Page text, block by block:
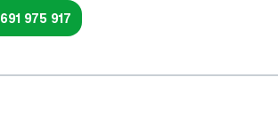
691 975 917